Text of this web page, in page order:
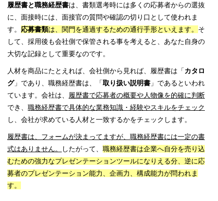
履歴書と職務経歴書は、書類選考時には多くの応募者からの選抜
に、面接時には、面接官の質問や確認の切り口として使われま
す。 応募書類は、関門を通過するための通行手形といえます。 そ
して、採用後も会社側で保管される事を考えると、あなた自身の
大切な記録として重要なのです。
人材を商品にたとえれば、会社側から見れば、履歴書は「カタロ
グ」であり、職務経歴書は、「取り扱い説明書 」であるといわれ
ています。会社は、 履歴書で応募者の概要や人物像を的確に判断
でき、 職務経歴書で具体的な業務知識・経験やスキルをチェック
し、会社が求めている人材と一致するかをチェックします。
履歴書は、フォームが決まってますが、職務経歴書には一定の書
式はありません。
したがって、 職務経歴書は企業へ自分を売り込
むための強力なプレゼンテーションツールになりえる分、逆に応
募者のプレゼンテーション能力、企画力、構成能力が問われま
す。